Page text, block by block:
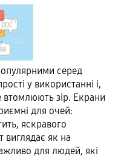
серед
у використанні і,
зір. Екрани
для очей:
яскравого
виглядає як на
для людей, які